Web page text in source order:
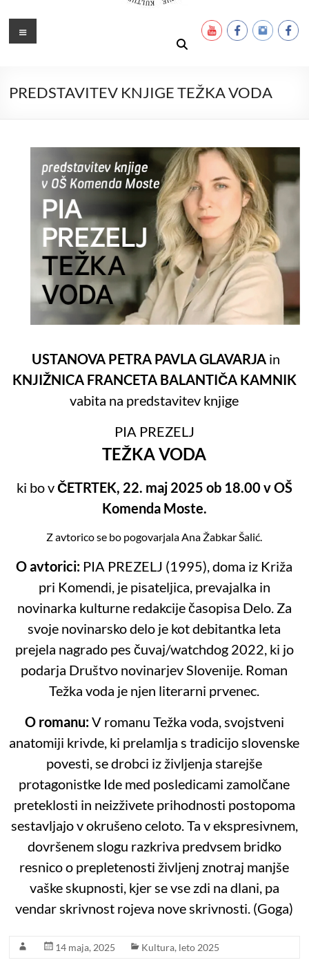
Ustanova Petra Pavla Glavarja
Meni
PREDSTAVITEV KNJIGE TEŽKA VODA
USTANOVA PETRA PAVLA GLAVARJAin
KNJIŽNICA FRANCETA BALANTIČA KAMNIK
vabita na predstavitev knjige
PIA PREZELJ
TEŽKA VODA
ki bo vČETRTEK, 22. maj 2025 ob 18.00 v OŠ
Komenda Moste.
Z avtorico se bo pogovarjala Ana Žabkar Šalić.
O avtorici: PIA PREZELJ (1995), doma iz Križa
pri Komendi, je pisateljica, prevajalka in
novinarka kulturne redakcije časopisa Delo. Za
svoje novinarsko delo je kot debitantka leta
prejela nagrado pes čuvaj/watchdog 2022, ki jo
podarja Društvo novinarjev Slovenije. Roman
Težka voda je njen literarni prvenec.
O romanu:V romanu Težka voda, svojstveni
anatomiji krivde, ki prelamlja s tradicijo slovenske
povesti, se drobci iz življenja starejše
protagonistke Ide med posledicami zamolčane
preteklosti in neizživete prihodnosti postopoma
sestavljajo v okrušeno celoto. Ta v ekspresivnem,
dovršenem slogu razkriva predvsem bridko
resnico o prepletenosti življenj znotraj manjše
vaške skupnosti, kjer se vse zdi na dlani, pa
vendar skrivnost rojeva nove skrivnosti. (Goga)
14 maja, 2025 Kultura, leto 2025